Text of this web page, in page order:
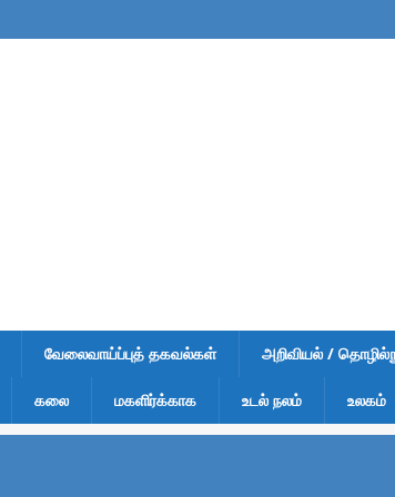
வேலைவாய்ப்புத் தகவல்கள் அறிவியல் /
கலை மகளிர்க்காக உடல் நலம் உலகம்